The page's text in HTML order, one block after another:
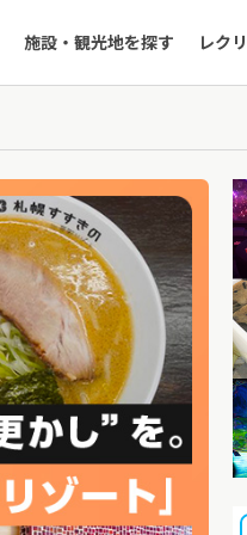
施設・観光地を探す レク